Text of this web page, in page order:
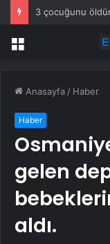
3 çocuğunu
Menü
Anasayfa / Haber
Haber
gelen
aldı.